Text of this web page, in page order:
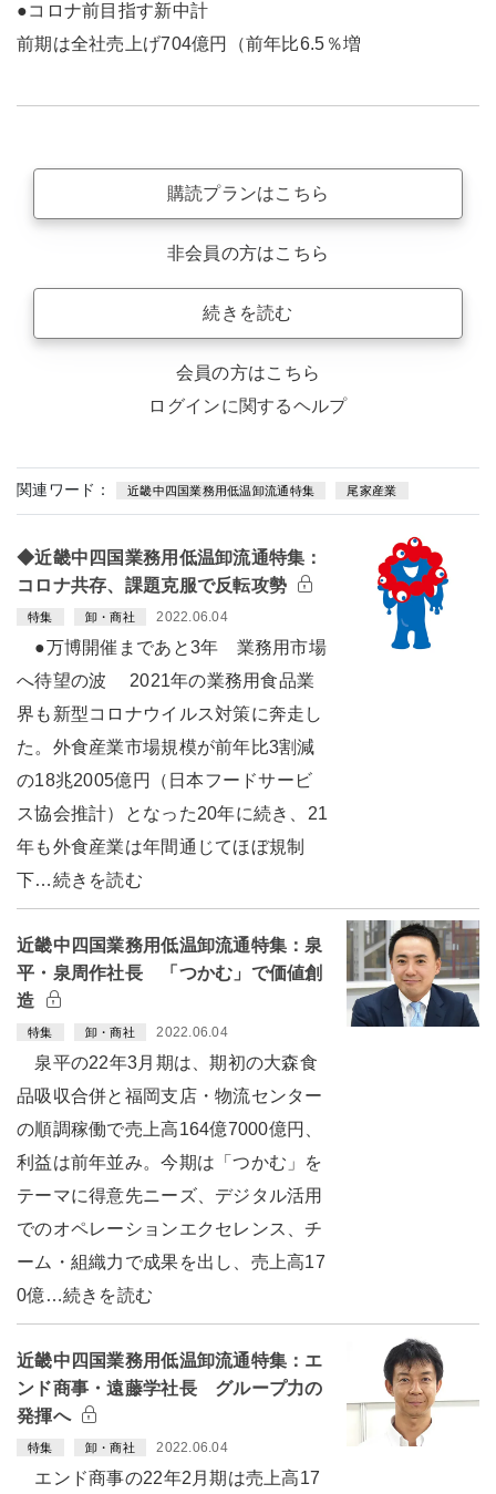
●コロナ前目指す新中計
前期は全社売上げ704億円（前年比6.5％増
購読プランはこちら
非会員の方はこちら
続きを読む
会員の方はこちら
ログインに関するヘルプ
関連ワード： 近畿中四国業務用低温卸流通特集 尾家産業
◆近畿中四国業務用低温卸流通特集：
コロナ共存、課題克服で反転攻勢
特集 卸・商社 2022.06.04
●万博開催まであと3年 業務用市場
へ待望の波 2021年の業務用食品業
界も新型コロナウイルス対策に奔走し
た。外食産業市場規模が前年比3割減
の18兆2005億円（日本フードサービ
ス協会推計）となった20年に続き、21
年も外食産業は年間通じてほぼ規制
下…続きを読む
近畿中四国業務用低温卸流通特集：泉
平・泉周作社長 「つかむ」で価値創
造
特集 卸・商社 2022.06.04
泉平の22年3月期は、期初の大森食
品吸収合併と福岡支店・物流センター
の順調稼働で売上高164億7000億円、
利益は前年並み。今期は「つかむ」を
テーマに得意先ニーズ、デジタル活用
でのオペレーションエクセレンス、チ
ーム・組織力で成果を出し、売上高17
0億…続きを読む
近畿中四国業務用低温卸流通特集：エ
ンド商事・遠藤学社長 グループ力の
発揮へ
特集 卸・商社 2022.06.04
エンド商事の22年2月期は売上高17